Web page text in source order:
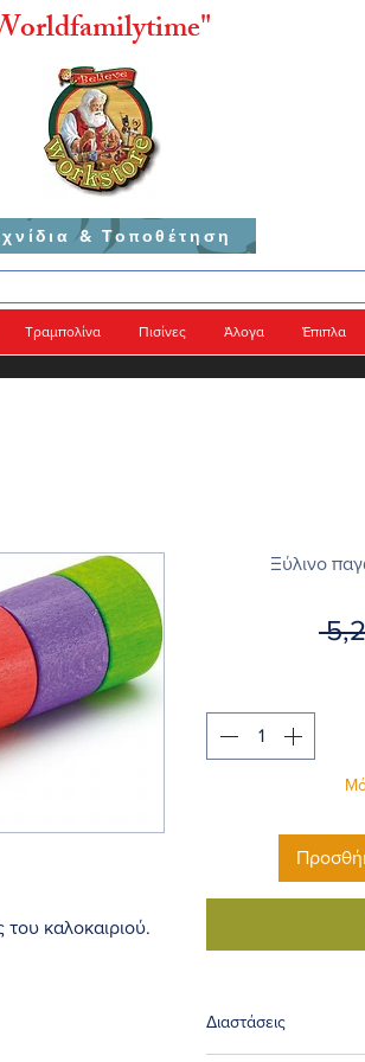
& Τοποθέτηση
Τραμπολίνα Πισίνες Άλογα Έπιπλα
καλοκαιριού.
Ξύλινο
Διαστάσεις